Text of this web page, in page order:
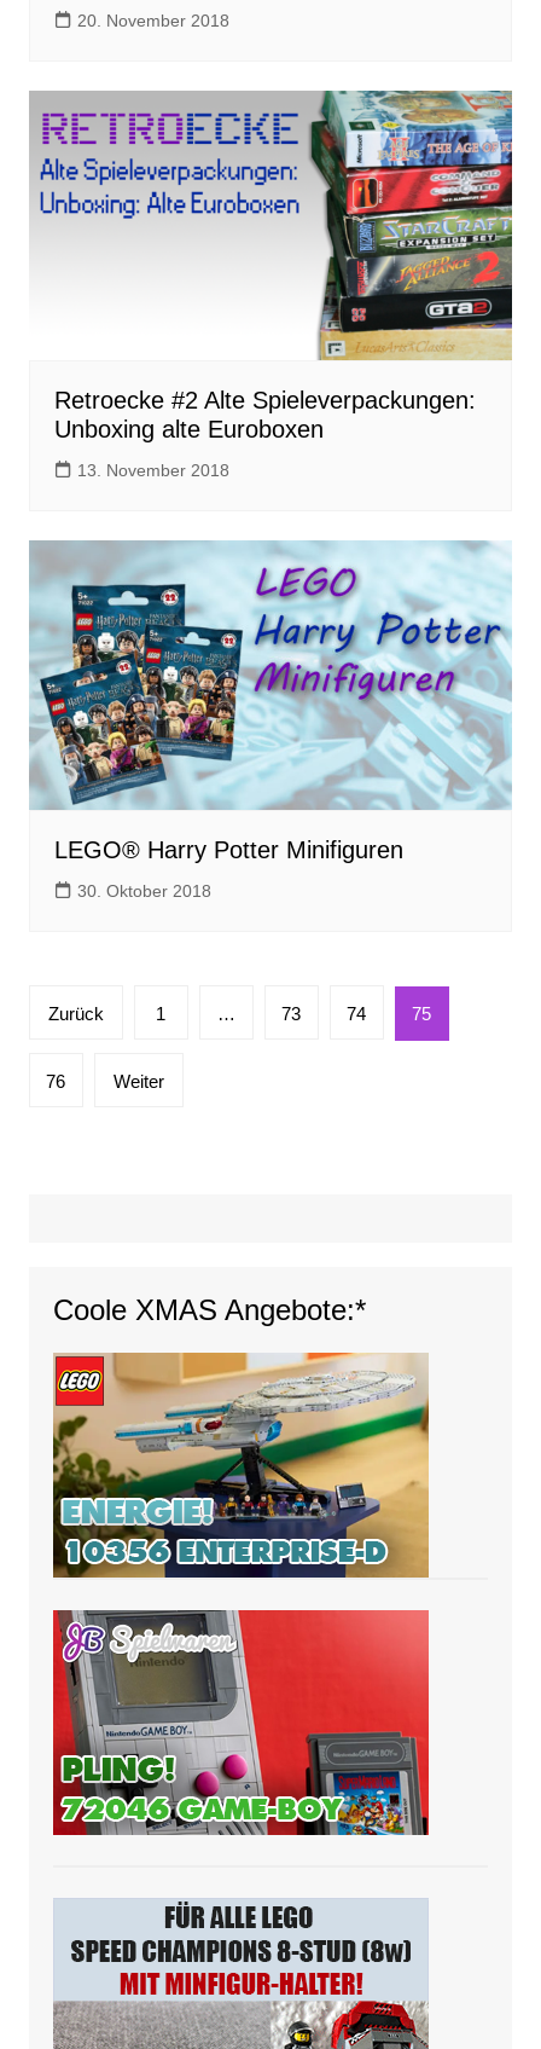
20. November 2018
Retroecke #2 Alte Spieleverpackungen:
Unboxing alte Euroboxen
13. November 2018
LEGO® Harry Potter Minifiguren
30. Oktober 2018
Seitennummerierung
Beiträge
Zurück 1 … 73 74 75
76 Weiter
Coole XMAS Angebote:*